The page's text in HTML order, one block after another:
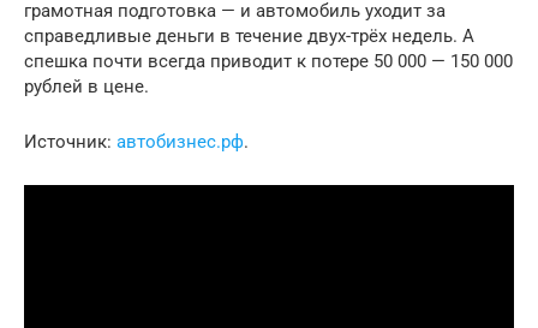
грамотная подготовка — и автомобиль уходит за
справедливые деньги в течение двух-трёх недель. А
спешка почти всегда приводит к потере 50 000 — 150 000
рублей в цене.
Источник: автобизнес.рф.